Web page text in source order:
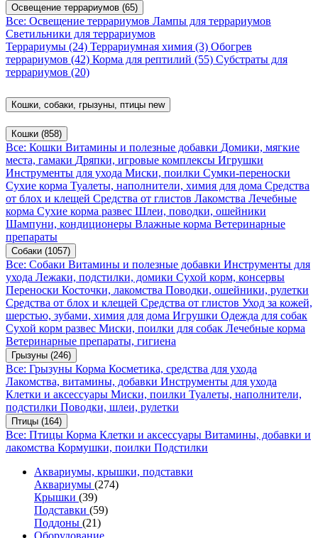
Освещение террариумов (65)
Все: Освещение террариумов Лампы для террариумов
Светильники для террариумов
Террариумы (24) Террариумная химия (3) Обогрев
террариумов (42) Корма для рептилий (55) Субстраты для
террариумов (20)
Кошки, собаки, грызуны, птицы new
Кошки (858)
Все: Кошки Витамины и полезные добавки Домики, мягкие
места, гамаки Дряпки, игровые комплексы Игрушки
Инструменты для ухода Миски, поилки Сумки-переноски
Сухие корма Туалеты, наполнители, химия для дома Средства
от блох и клещей Средства от глистов Лакомства Лечебные
корма Сухие корма развес Шлеи, поводки, ошейники
Шампуни, кондиционеры Влажные корма Ветеринарные
препараты
Собаки (1057)
Все: Собаки Витамины и полезные добавки Инструменты для
ухода Лежаки, подстилки, домики Сухой корм, консервы
Переноски Косточки, лакомства Поводки, ошейники, рулетки
Средства от блох и клещей Средства от глистов Уход за кожей,
шерстью, зубами, химия для дома Игрушки Одежда для собак
Сухой корм развес Миски, поилки для собак Лечебные корма
Ветеринарные препараты, гигиена
Грызуны (246)
Все: Грызуны Корма Косметика, средства для ухода
Лакомства, витамины, добавки Инструменты для ухода
Клетки и аксессуары Миски, поилки Туалеты, наполнители,
подстилки Поводки, шлеи, рулетки
Птицы (164)
Все: Птицы Корма Клетки и аксессуары Витамины, добавки и
лакомства Кормушки, поилки Подстилки
Аквариумы, крышки, подставки
Аквариумы (274)
Крышки (39)
Подставки (59)
Поддоны (21)
Оборудование